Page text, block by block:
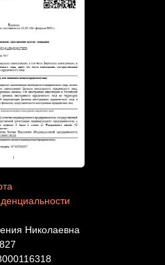
Николаевна